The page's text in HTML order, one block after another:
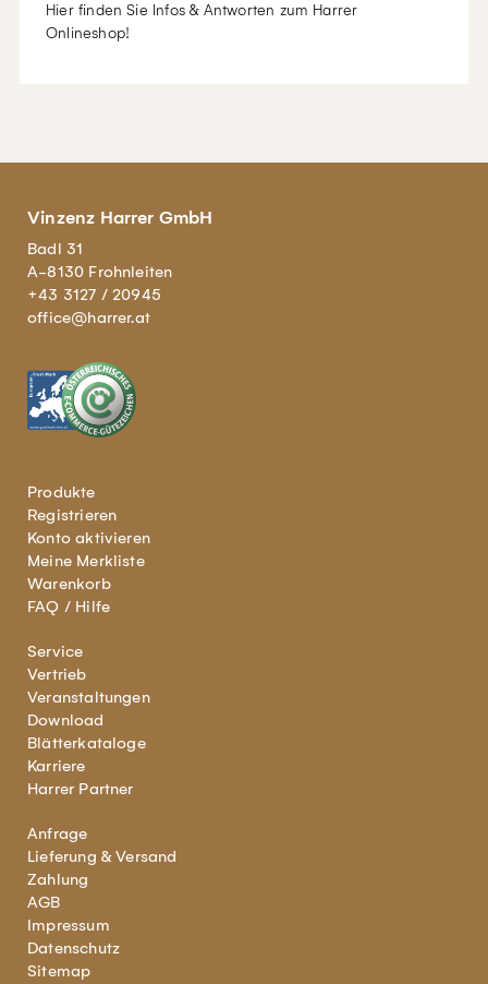
Hier finden Sie Infos & Antworten zum Harrer
Onlineshop!
Vinzenz Harrer GmbH
Badl 31
A-8130 Frohnleiten
+43 3127 / 20945
office@harrer.at
Produkte
Registrieren
Konto aktivieren
Meine Merkliste
Warenkorb
FAQ / Hilfe
Service
Vertrieb
Veranstaltungen
Download
Blätterkataloge
Karriere
Harrer Partner
Anfrage
Lieferung & Versand
Zahlung
AGB
Impressum
Datenschutz
Sitemap